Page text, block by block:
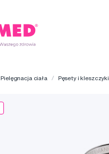
Pielęgnacja ciała Pęsety i kleszczyki